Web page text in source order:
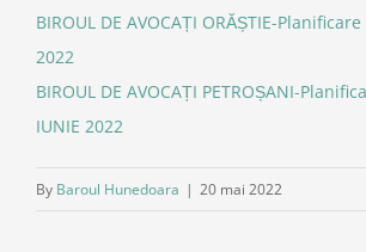
BIROUL DE AVOCAȚI ORĂȘTIE-
2022
BIROUL DE AVOCAȚI PETROȘANI-
IUNIE 2022
By Baroul Hunedoara | 20 mai 2022